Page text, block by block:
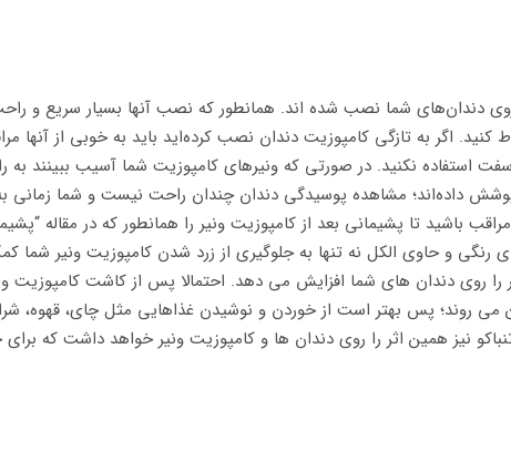
دندان‌های شما نصب شده اند. همانطور که نصب آنها بسیار سریع و
کنید. اگر به تازگی کامپوزیت دندان نصب کرده‌اید باید به خوبی از آنها
استفاده نکنید. در صورتی که ونیرهای کامپوزیت شما آسیب ببینند
داده‌اند؛ مشاهده پوسیدگی دندان چندان راحت نیست و شما زمانی
باشید تا پشیمانی بعد از کامپوزیت ونیر را همانطور که در مقاله
رنگی و حاوی الکل نه تنها به جلوگیری از زرد شدن کامپوزیت ونیر
را روی دندان های شما افزایش می دهد. احتمالا پس از کاشت کامپوزیت
می روند؛ پس بهتر است از خوردن و نوشیدن غذاهایی مثل چای، قهوه،
نیز همین اثر را روی دندان ها و کامپوزیت ونیر خواهد داشت که